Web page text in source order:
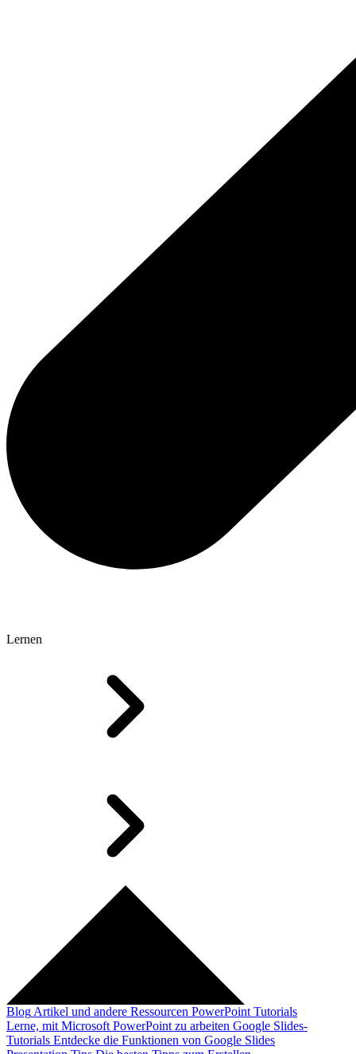
Lernen
Blog Artikel und andere Ressourcen PowerPoint Tutorials
Lerne, mit Microsoft PowerPoint zu arbeiten Google Slides-
Tutorials Entdecke die Funktionen von Google Slides